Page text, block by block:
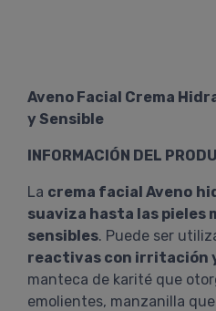
Aveno Facial Crema
y Sensible
INFORMACIÓN DEL
La crema facial Aveno
suaviza hasta las pieles
sensibles. Puede ser
reactivas con irritación
manteca de karité que
emolientes, manzanilla